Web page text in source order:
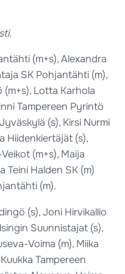
(m+s), Alexandra
SK Pohjantähti (m),
Lotta Karhola
Tampereen Pyrintö
(s), Kirsi Nurmi
Hiidenkiertäjät (s),
(m+s), Maija
Teini Halden SK (m)
(m).
(s), Joni Hirvikallio
Suunnistajat (s),
Voima (m), Miika
Tampereen